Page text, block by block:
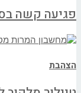
פגיעה קשה
הצהבת